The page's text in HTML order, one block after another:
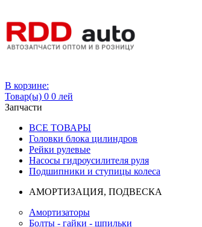
В корзине:
Товар(ы) 0 0 лей
Запчасти
ВСЕ ТОВАРЫ
Головки блока цилиндров
Рейки рулевые
Насосы гидроусилителя руля
Подшипники и ступицы колеса
АМОРТИЗАЦИЯ, ПОДВЕСКА
Амортизаторы
Болты - гайки - шпильки